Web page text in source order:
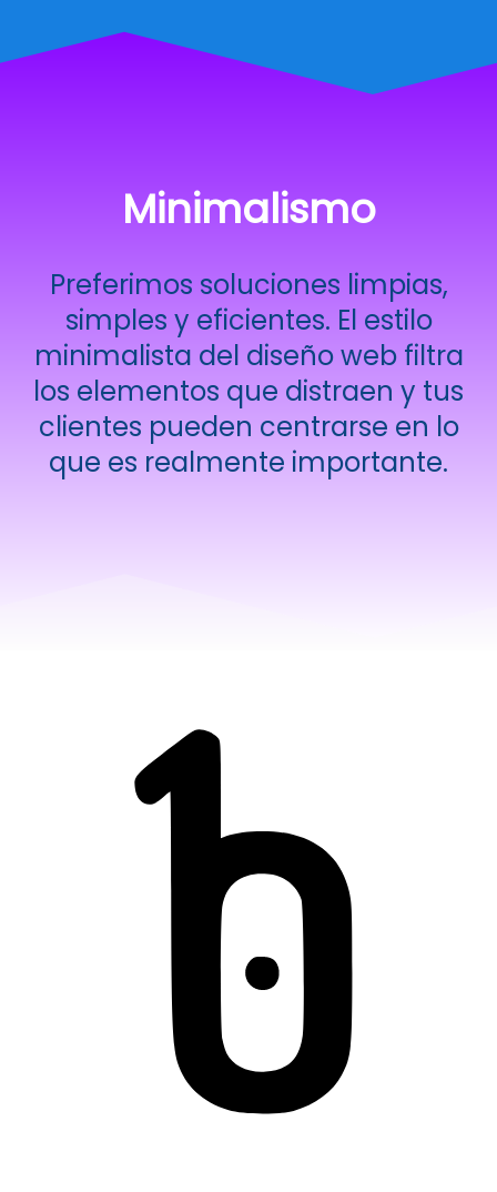
Minimalismo
Preferimos soluciones limpias,
simples y eficientes. El estilo
minimalista del diseño web filtra
los elementos que distraen y tus
clientes pueden centrarse en lo
que es realmente importante.